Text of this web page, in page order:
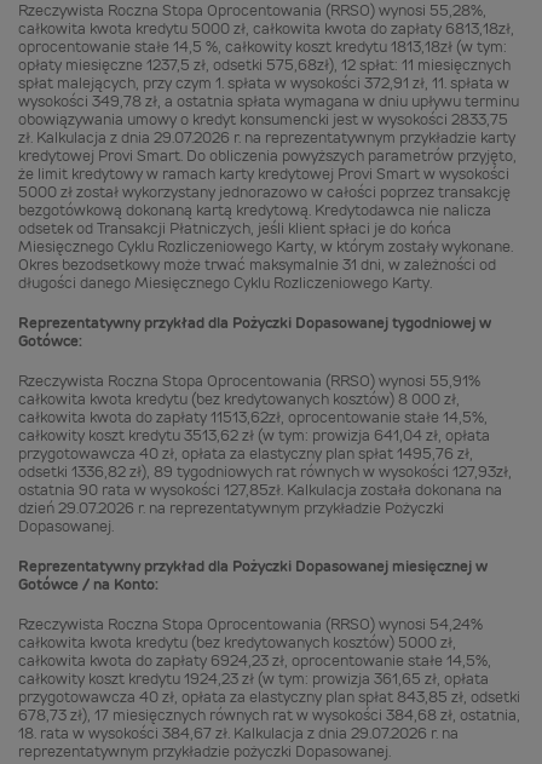
Rzeczywista Roczna Stopa Oprocentowania (RRSO) wynosi 55,28%,
całkowita kwota kredytu 5000 zł, całkowita kwota do zapłaty 6813,18zł,
oprocentowanie stałe 14,5 %, całkowity koszt kredytu 1813,18zł (w tym:
opłaty miesięczne 1237,5 zł, odsetki 575,68zł), 12 spłat: 11 miesięcznych
spłat malejących, przy czym 1. spłata w wysokości 372,91 zł, 11. spłata w
wysokości 349,78 zł, a ostatnia spłata wymagana w dniu upływu terminu
obowiązywania umowy o kredyt konsumencki jest w wysokości 2833,75
zł. Kalkulacja z dnia 29.07.2026 r. na reprezentatywnym przykładzie karty
kredytowej Provi Smart. Do obliczenia powyższych parametrów przyjęto,
że limit kredytowy w ramach karty kredytowej Provi Smart w wysokości
5000 zł został wykorzystany jednorazowo w całości poprzez transakcję
bezgotówkową dokonaną kartą kredytową. Kredytodawca nie nalicza
odsetek od Transakcji Płatniczych, jeśli klient spłaci je do końca
Miesięcznego Cyklu Rozliczeniowego Karty, w którym zostały wykonane.
Okres bezodsetkowy może trwać maksymalnie 31 dni, w zależności od
długości danego Miesięcznego Cyklu Rozliczeniowego Karty.
Reprezentatywny przykład dla Pożyczki Dopasowanej tygodniowej w
Gotówce:
Rzeczywista Roczna Stopa Oprocentowania (RRSO) wynosi 55,91%
całkowita kwota kredytu (bez kredytowanych kosztów) 8 000 zł,
całkowita kwota do zapłaty 11513,62zł, oprocentowanie stałe 14,5%,
całkowity koszt kredytu 3513,62 zł (w tym: prowizja 641,04 zł, opłata
przygotowawcza 40 zł, opłata za elastyczny plan spłat 1495,76 zł,
odsetki 1336,82 zł), 89 tygodniowych rat równych w wysokości 127,93zł,
ostatnia 90 rata w wysokości 127,85zł. Kalkulacja została dokonana na
dzień 29.07.2026 r. na reprezentatywnym przykładzie Pożyczki
Dopasowanej.
Reprezentatywny przykład dla Pożyczki Dopasowanej miesięcznej w
Gotówce / na Konto:
Rzeczywista Roczna Stopa Oprocentowania (RRSO) wynosi 54,24%
całkowita kwota kredytu (bez kredytowanych kosztów) 5000 zł,
całkowita kwota do zapłaty 6924,23 zł, oprocentowanie stałe 14,5%,
całkowity koszt kredytu 1924,23 zł (w tym: prowizja 361,65 zł, opłata
przygotowawcza 40 zł, opłata za elastyczny plan spłat 843,85 zł, odsetki
678,73 zł), 17 miesięcznych równych rat w wysokości 384,68 zł, ostatnia,
18. rata w wysokości 384,67 zł. Kalkulacja z dnia 29.07.2026 r. na
reprezentatywnym przykładzie pożyczki Dopasowanej.